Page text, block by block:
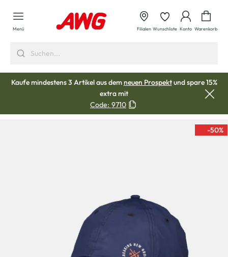
springen
Menü Filialen Wunschliste Konto Warenkorb
Kaufe mindestens 3 Artikel aus demneuen Prospektund spare 15%
extra mit
Code: 9710
-50%